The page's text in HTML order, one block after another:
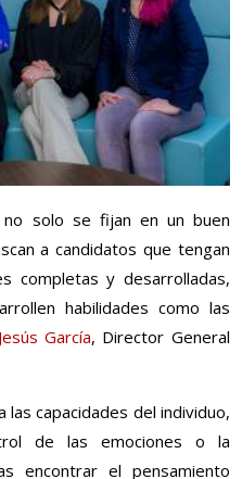
solo se fijan en un buen
a candidatos que tengan
completas y desarrolladas,
habilidades como las
Jesús García, Director General
capacidades del individuo,
de las emociones o la
encontrar el pensamiento